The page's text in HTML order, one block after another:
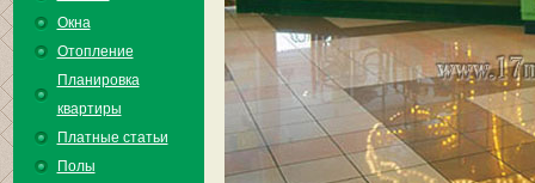
Окна
Отопление
Планировка
квартиры
Платные статьи
Полы